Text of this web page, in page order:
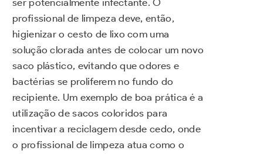
ser potencialmente infectante. O
profissional de limpeza deve, então,
higienizar o cesto de lixo com uma
solução clorada antes de colocar um novo
saco plástico, evitando que odores e
bactérias se proliferem no fundo do
recipiente. Um exemplo de boa prática é a
utilização de sacos coloridos para
incentivar a reciclagem desde cedo, onde
o profissional de limpeza atua como o